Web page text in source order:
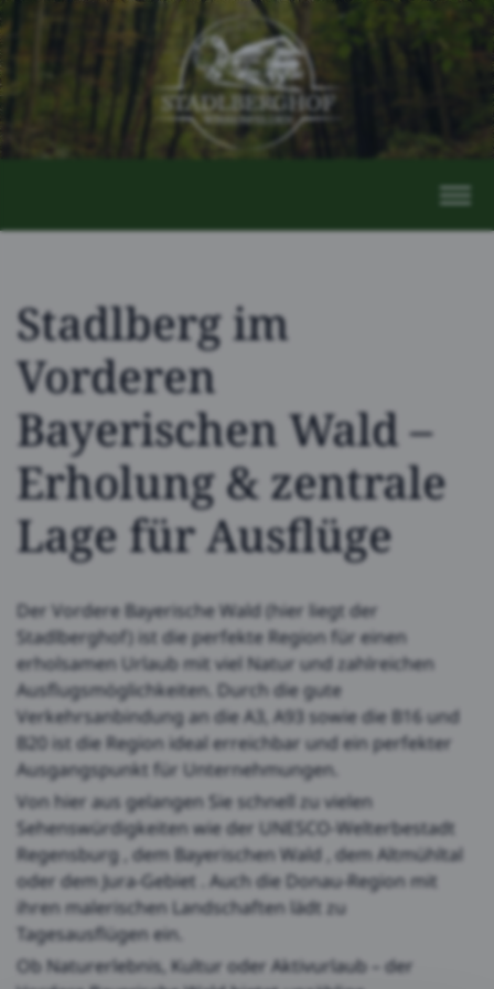
Stadlberg im
Vorderen
Bayerischen Wald –
Erholung & zentrale
Lage für Ausflüge
Der Vordere Bayerische Wald (hier liegt der
Stadlberghof) ist die perfekte Region für einen
erholsamen Urlaub mit viel Natur und zahlreichen
Ausflugsmöglichkeiten. Durch die gute
Verkehrsanbindung an die A3, A93 sowie die B16 und
B20 ist die Region ideal erreichbar und ein perfekter
Ausgangspunkt für Unternehmungen.
Von hier aus gelangen Sie schnell zu vielen
Sehenswürdigkeiten wie der UNESCO-Welterbestadt
Regensburg , dem Bayerischen Wald , dem Altmühltal
oder dem Jura-Gebiet . Auch die Donau-Region mit
ihren malerischen Landschaften lädt zu
Tagesausflügen ein.
Ob Naturerlebnis, Kultur oder Aktivurlaub – der